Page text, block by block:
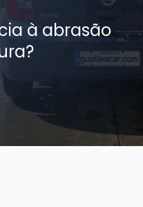
à abrasão